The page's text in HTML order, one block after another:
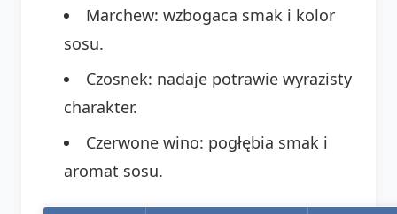
Marchew: wzbogaca smak i kolor
sosu.
Czosnek: nadaje potrawie wyrazisty
charakter.
Czerwone wino: pogłębia smak i
aromat sosu.